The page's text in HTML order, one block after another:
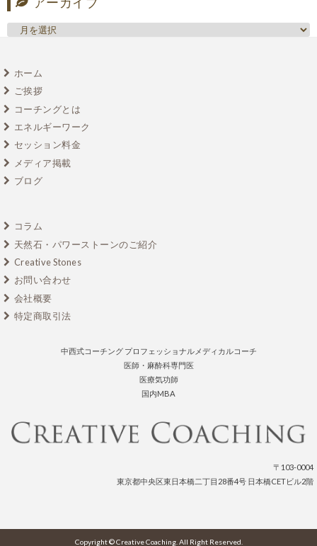
ホーム
ご挨拶
コーチングとは
エネルギーワーク
セッション料金
メディア掲載
ブログ
コラム
天然石・パワーストーンのご紹介
Creative Stones
お問い合わせ
会社概要
特定商取引法
中西式コーチング プロフェッショナルメディカルコーチ
医師・麻酔科専門医
医療気功師
国内MBA
〒103-0004
東京都中央区東日本橋二丁目28番4号 日本橋CETビル2階
Copyright © Creative Coaching. All Right Reserved.